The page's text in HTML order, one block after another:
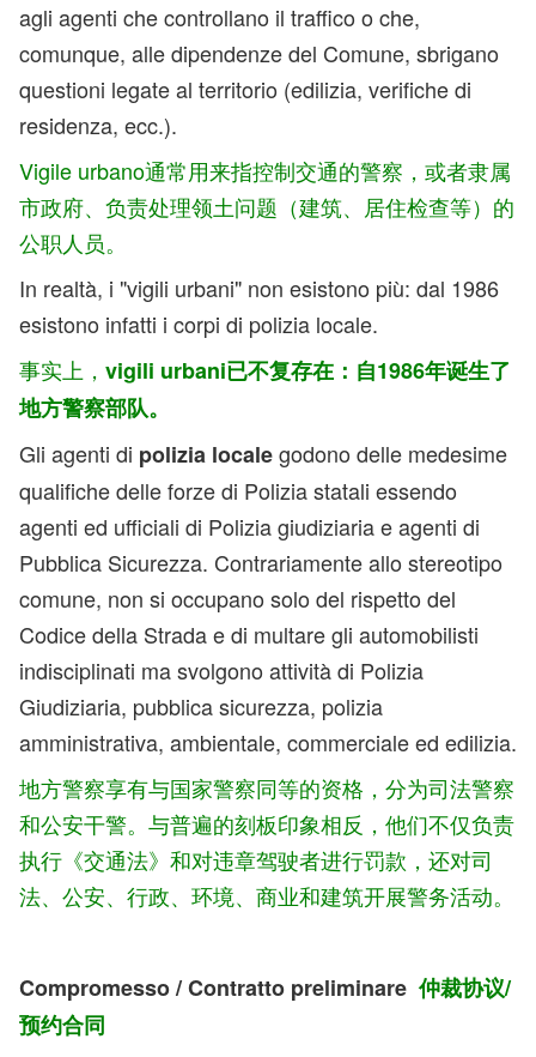
agli agenti che controllano il traffico o che,
comunque, alle dipendenze del Comune, sbrigano
questioni legate al territorio (edilizia, verifiche di
residenza, ecc.).
Vigile urbano通常用来指控制交通的警察，或者隶属
市政府、负责处理领土问题（建筑、居住检查等）的
公职人员。
In realtà, i "vigili urbani" non esistono più: dal 1986
esistono infatti i corpi di polizia locale.
事实上， vigili urbani已不复存在：自1986年诞生了
地方警察部队。
Gli agenti di polizia localegodono delle medesime
qualifiche delle forze di Polizia statali essendo
agenti ed ufficiali di Polizia giudiziaria e agenti di
Pubblica Sicurezza. Contrariamente allo stereotipo
comune, non si occupano solo del rispetto del
Codice della Strada e di multare gli automobilisti
indisciplinati ma svolgono attività di Polizia
Giudiziaria, pubblica sicurezza, polizia
amministrativa, ambientale, commerciale ed edilizia.
地方警察享有与国家警察同等的资格， 分为司法警察
和公安干警。与普遍的刻板印象相反，他们不仅负责
执行《交通法》和对违章驾驶者进行罚款，还对司
法、公安、行政、环境、商业和建筑开展警务活动。
Compromesso / Contratto preliminare 仲裁协议/
预约合同